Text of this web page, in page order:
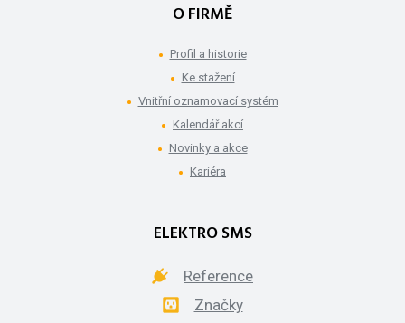
O FIRMĚ
Profil a historie
Ke stažení
Vnitřní oznamovací systém
Kalendář akcí
Novinky a akce
Kariéra
ELEKTRO SMS
Reference
Značky